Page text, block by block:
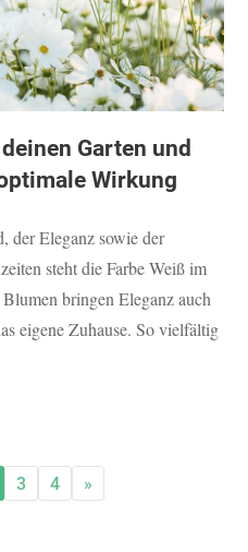
Garten und
Wirkung
der Eleganz sowie der
steht die Farbe Weiß im
bringen Eleganz auch
eigene Zuhause. So vielfältig
3 4 »